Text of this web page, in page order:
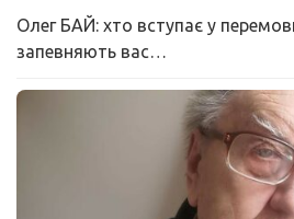
Олег БАЙ: хто вступає у
запевняють вас…